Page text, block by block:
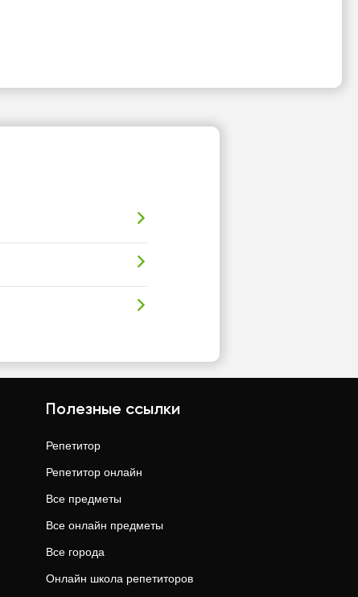
Полезные ссылки
Репетитор
Репетитор онлайн
Все предметы
Все онлайн предметы
Все города
Онлайн школа репетиторов